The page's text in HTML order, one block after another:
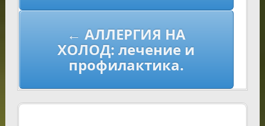
← АЛЛЕРГИЯ НА
ХОЛОД: лечение и
профилактика.